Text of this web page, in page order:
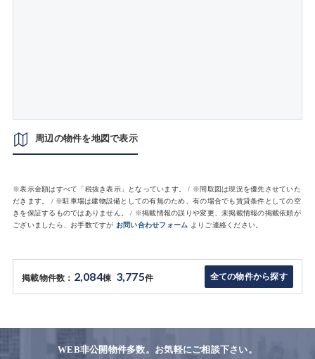
周辺の物件を地図で表示
※表示金額はすべて「税抜き表示」となっています。 / ※間取図は現況を優先させていた
だきます。 / ※駐車場は建物設備としての有無のため、有の場合でも賃貸条件としての空
きを保証するものではありません。 / ※掲載情報の誤りや変更、未掲載情報の掲載依頼が
ございましたら、お手数ですが お問い合わせフォーム よりご連絡ください。
掲載物件数： 2,084棟 3,775件 全ての物件から探す
WEB非公開物件多数。お気軽にご相談下さい。